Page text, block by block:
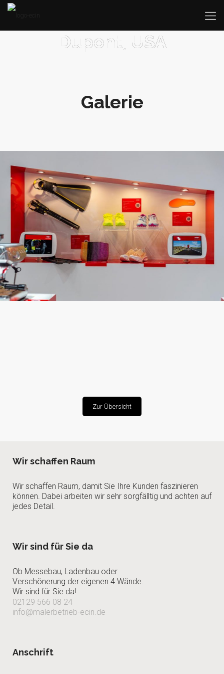
Dupont, USA
Galerie
Zur Übersicht
Wir schaffen Raum
Wir schaffen Raum, damit Sie Ihre Kunden faszinieren
können. Dabei arbeiten wir sehr sorgfälltig und achten auf
jedes Detail.
Wir sind für Sie da
Ob Messebau, Ladenbau oder
Verschönerung der eigenen 4 Wände.
Wir sind für Sie da!
02129 566 08 24
info@malerbetrieb-ecin.de
Anschrift